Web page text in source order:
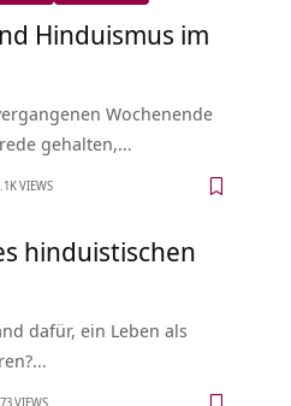
Hinduismus im
Wochenende
gehalten,…
VIEWS
hinduistischen
dafür, ein Leben als